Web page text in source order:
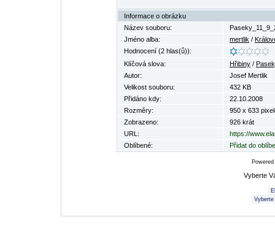
Informace o obrázku
Název souboru:
Jméno alba:
mertlik /
Hodnocení (2 hlas(ů)):
Klíčová slova:
Hřibiny /
Autor:
Josef Mertlik
Velikost souboru:
432 KB
Přidáno kdy:
22.10.2008
Rozměry:
950 x 633
Zobrazeno:
926 krát
URL:
https://
Oblíbené:
Přidat do
Vyberte